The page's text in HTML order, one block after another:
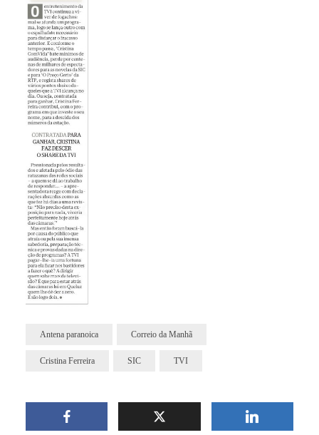
Antena paranoica Correio da Manhã
Cristina Ferreira SIC TVI